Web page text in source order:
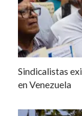
Sindicalistas
en Venezuela